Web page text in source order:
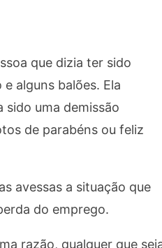
que dizia ter sido
alguns balões. Ela
uma demissão
de parabéns ou feliz
avessas a situação que
do emprego.
razão, qualquer que